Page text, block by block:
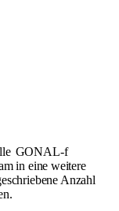
GONAL-f
in eine weitere
Anzahl